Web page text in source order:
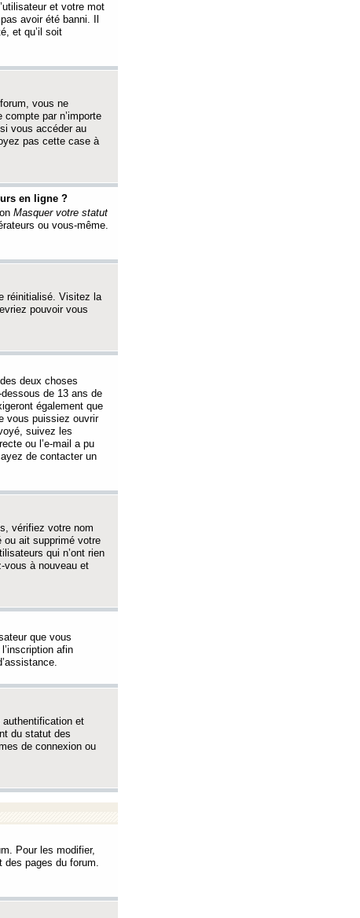
et votre mot
avoir été banni. Il
et qu’il soit
vous ne
par n’importe
vous accéder au
pas cette case à
en ligne ?
Masquer votre statut
ou vous-même.
réinitialisé. Visitez la
pouvoir vous
deux choses
de 13 ans de
également que
vous puissiez ouvrir
suivez les
ou l’e-mail a pu
de contacter un
vérifiez votre nom
ou ait supprimé votre
qui n’ont rien
vous à nouveau et
que vous
afin
authentification et
du statut des
de connexion ou
Pour les modifier,
des pages du forum.